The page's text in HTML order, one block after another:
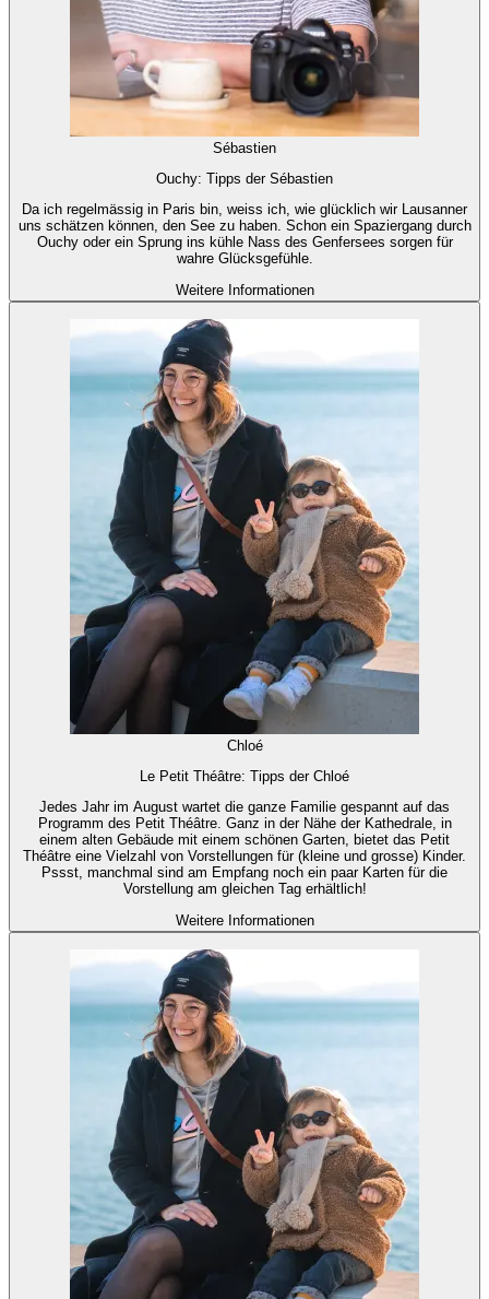
Sébastien
Ouchy: Tipps der Sébastien
Da ich regelmässig in Paris bin, weiss ich, wie glücklich wir Lausanner
uns schätzen können, den See zu haben. Schon ein Spaziergang durch
Ouchy oder ein Sprung ins kühle Nass des Genfersees sorgen für
wahre Glücksgefühle.
Weitere Informationen
Chloé
Le Petit Théâtre: Tipps der Chloé
Jedes Jahr im August wartet die ganze Familie gespannt auf das
Programm des Petit Théâtre. Ganz in der Nähe der Kathedrale, in
einem alten Gebäude mit einem schönen Garten, bietet das Petit
Théâtre eine Vielzahl von Vorstellungen für (kleine und grosse) Kinder.
Pssst, manchmal sind am Empfang noch ein paar Karten für die
Vorstellung am gleichen Tag erhältlich!
Weitere Informationen